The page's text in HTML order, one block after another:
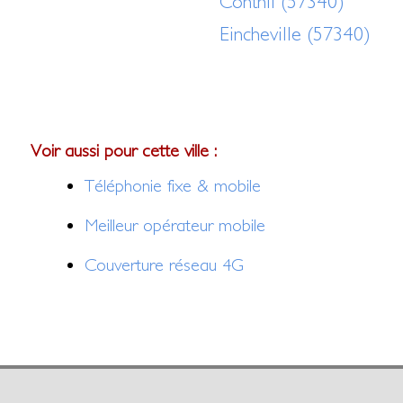
Eincheville (57340)
Voir aussi pour cette ville :
Téléphonie fixe & mobile
Meilleur opérateur mobile
Couverture réseau 4G